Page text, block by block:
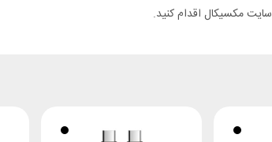
سایت مکسیکال اقدام کنید.